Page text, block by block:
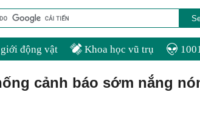
động vật Khoa học vũ trụ
cảnh báo sớm nắng